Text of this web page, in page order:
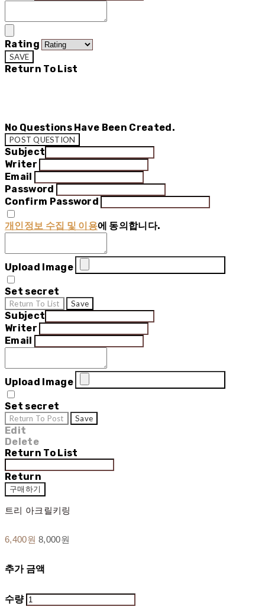
Rating
SAVE
Return To List
No Questions Have Been Created.
POST QUESTION
Subject
Writer
Email
Password
Confirm Password
개인정보 수집 및 이용에 동의합니다.
Upload Image
Set secret
Return To List Save
Subject
Writer
Email
Upload Image
Set secret
Return To Post Save
Edit
Delete
Return To List
Return
구매하기
트리 아크릴키링
6,400원8,000원
추가 금액
수량